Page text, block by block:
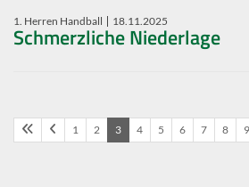
1. Herren Handball 18.11.2025
Schmerzliche Niederlage
1 2 3 4 5 6 7 8 9